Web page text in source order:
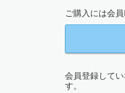
ご購入には会
会員登録して
す。